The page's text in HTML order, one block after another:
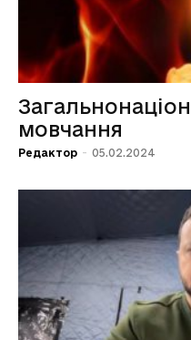
мовчання
Редактор - 05.02.2024